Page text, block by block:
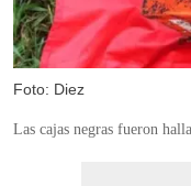
Foto: Diez
Las cajas negras fueron